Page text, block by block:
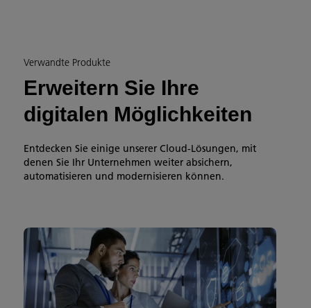
Verwandte Produkte
Erweitern Sie Ihre
digitalen Möglichkeiten
Entdecken Sie einige unserer Cloud-Lösungen, mit
denen Sie Ihr Unternehmen weiter absichern,
automatisieren und modernisieren können.